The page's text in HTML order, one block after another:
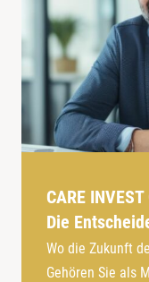
CARE
Die
Wo die Zukunft
Gehören Sie als